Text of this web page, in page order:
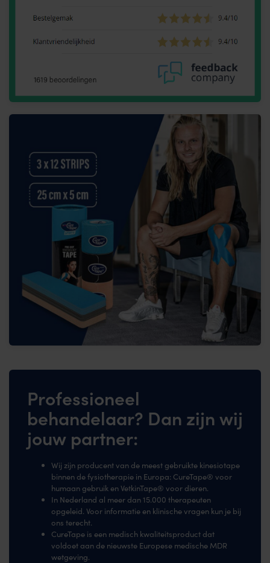
Professioneel
behandelaar? Dan zijn wij
jouw partner:
Wij zijn producent van de meest gebruikte kinesiotape
binnen de fysiotherapie in Europa: CureTape® voor
humaan gebruik en VetkinTape® voor dieren.
In Nederland al meer dan 15.000 therapeuten
opgeleid. Voor informatie en klinische vragen kun je bij
ons terecht.
CureTape is een medisch kwaliteitsproduct dat
voldoet aan de nieuwste Europese medische MDR
wetgeving.